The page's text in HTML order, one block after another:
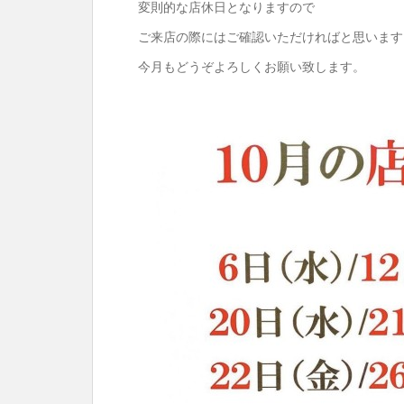
変則的な店休日となりますので
ご来店の際にはご確認いただければと思いま
今月もどうぞよろしくお願い致します。